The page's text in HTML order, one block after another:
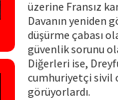
üzerine Fransız
Davanın yeniden
düşürme çabası
güvenlik sorunu
Diğerleri ise,
cumhuriyetçi sivil
görüyorlardı.